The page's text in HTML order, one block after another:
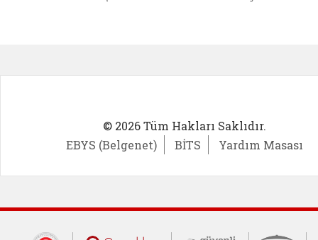
© 2026 Tüm Hakları Saklıdır.
EBYS (Belgenet)
BİTS Yardım Masası